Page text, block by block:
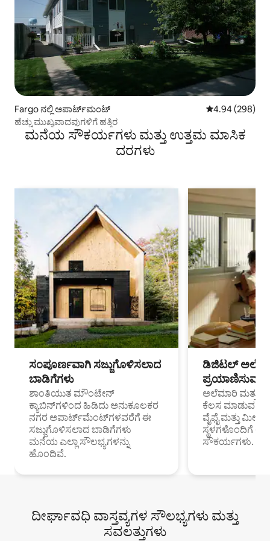
Fargo ನಲ್ಲಿ ಅಪಾರ್ಟ್‌ಮಂಟ್ 5 ರಲ್ಲಿ 4.94
4.94 (298)
ಹೆಚ್ಚು ಮುಖ್ಯವಾದವುಗಳಿಗೆ ಹತ್ತಿರ
ಮನೆಯ ಸೌಕರ್ಯಗಳು ಮತ್ತು ಉತ್ತಮ ಮಾಸಿಕ
ದರಗಳು
ಸಂಪೂರ್ಣವಾಗಿ ಸಜ್ಜುಗೊಳಿಸಲಾದ
ಬಾಡಿಗೆಗಳು
ಶಾಂತಿಯುತ ಮೌಂಟೇನ್
ಕ್ಯಾಬಿನ್‌ಗಳಿಂದ ಹಿಡಿದು ಅನುಕೂಲಕರ
ನಗರ ಅಪಾರ್ಟ್‌ಮೆಂಟ್‌ಗಳವರೆಗೆ ಈ
ಸಜ್ಜುಗೊಳಿಸಲಾದ ಬಾಡಿಗೆಗಳು
ಮನೆಯ ಎಲ್ಲಾ ಸೌಲಭ್ಯಗಳನ್ನು
ಹೊಂದಿವೆ.
ಡಿಜಿಟಲ್
ಪ್ರಯಾಣಿಸುವ
ಅಲೆಮಾರಿ ಮತ್ತು
ಕೆಲಸ ಮಾಡುವ
ವೈಫೈ ಮತ್ತು
ಸ್ಥಳಗಳೊಂದಿಗೆ
ಸೌಕರ್ಯಗಳು.
ದೀರ್ಘಾವಧಿ ವಾಸ್ತವ್ಯಗಳ ಸೌಲಭ್ಯಗಳು ಮತ್ತು
ಸವಲತ್ತುಗಳು